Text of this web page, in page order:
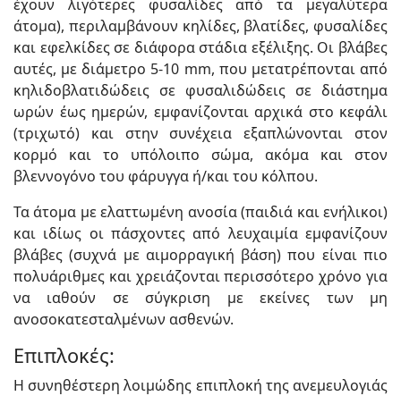
έχουν λιγότερες φυσαλίδες από τα μεγαλύτερα
άτομα), περιλαμβάνουν κηλίδες, βλατίδες, φυσαλίδες
και εφελκίδες σε διάφορα στάδια εξέλιξης. Οι βλάβες
αυτές, με διάμετρο 5-10 mm, που μετατρέπονται από
κηλιδοβλατιδώδεις σε φυσαλιδώδεις σε διάστημα
ωρών έως ημερών, εμφανίζονται αρχικά στο κεφάλι
(τριχωτό) και στην συνέχεια εξαπλώνονται στον
κορμό και το υπόλοιπο σώμα, ακόμα και στον
βλεννογόνο του φάρυγγα ή/και του κόλπου.
Τα άτομα με ελαττωμένη ανοσία (παιδιά και ενήλικοι)
και ιδίως οι πάσχοντες από λευχαιμία εμφανίζουν
βλάβες (συχνά με αιμορραγική βάση) που είναι πιο
πολυάριθμες και χρειάζονται περισσότερο χρόνο για
να ιαθούν σε σύγκριση με εκείνες των μη
ανοσοκατεσταλμένων ασθενών.
Επιπλοκές:
Η συνηθέστερη λοιμώδης επιπλοκή της ανεμευλογιάς